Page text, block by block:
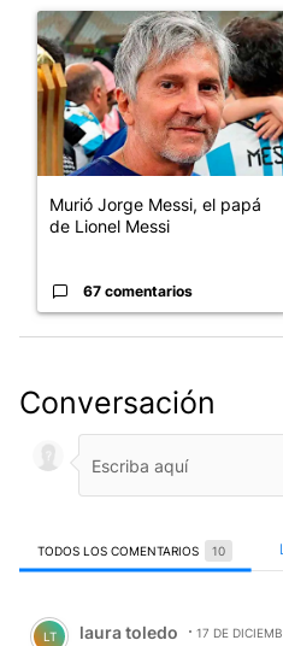
Un artículo de tendencia con
Murió Jorge Messi, el papá
de Lionel Messi
67 comentarios
Conversación
TODOS LOS COMENTARIOS 10
Comentario de laura toledo.
LT laura toledo 17 DE